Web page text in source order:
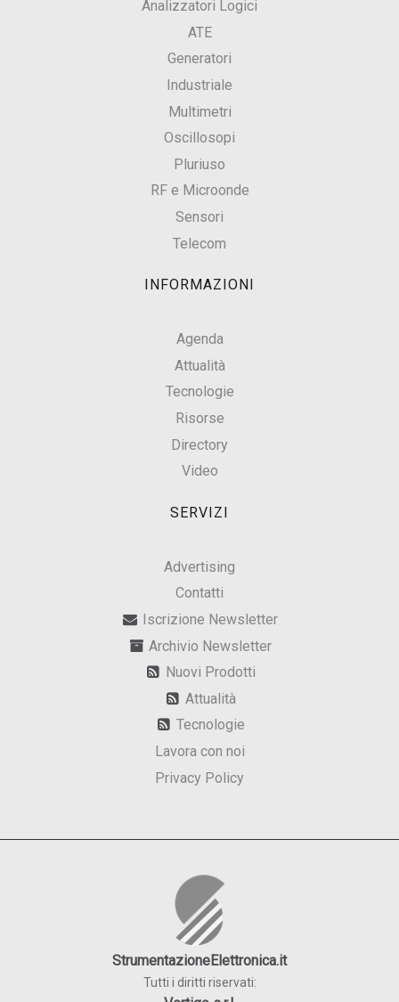
Analizzatori Logici
ATE
Generatori
Industriale
Multimetri
Oscillosopi
Pluriuso
RF e Microonde
Sensori
Telecom
INFORMAZIONI
Agenda
Attualità
Tecnologie
Risorse
Directory
Video
SERVIZI
Advertising
Contatti
Iscrizione Newsletter
Archivio Newsletter
Nuovi Prodotti
Attualità
Tecnologie
Lavora con noi
Privacy Policy
StrumentazioneElettronica.it
Tutti i diritti riservati: